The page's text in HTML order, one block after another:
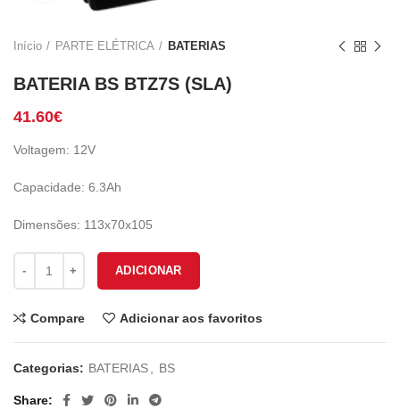
Início PARTE ELÉTRICA BATERIAS
BATERIA BS BTZ7S (SLA)
41.60€
Voltagem: 12V
Capacidade: 6.3Ah
Dimensões: 113x70x105
ADICIONAR
Compare Adicionar aos favoritos
Categorias: BATERIAS BS
Share